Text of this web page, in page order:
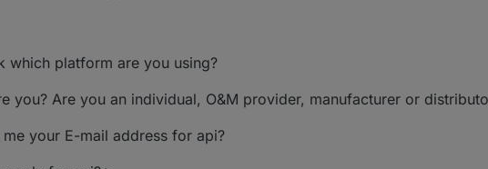
which platform are you using?
you? Are you an individual, O&M provider, manufacturer or
your E-mail address for api?